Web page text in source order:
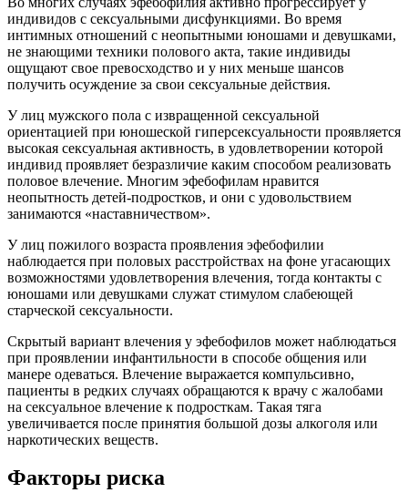
индивидов с сексуальными дисфункциями. Во время
интимных отношений с неопытными юношами и девушками,
не знающими техники полового акта, такие индивиды
ощущают свое превосходство и у них меньше шансов
получить осуждение за свои сексуальные действия.
У лиц мужского пола с извращенной сексуальной
ориентацией при юношеской гиперсексуальности проявляется
высокая сексуальная активность, в удовлетворении которой
индивид проявляет безразличие каким способом реализовать
половое влечение. Многим эфебофилам нравится
неопытность детей-подростков, и они с удовольствием
занимаются «наставничеством».
У лиц пожилого возраста проявления эфебофилии
наблюдается при половых расстройствах на фоне угасающих
возможностями удовлетворения влечения, тогда контакты с
юношами или девушками служат стимулом слабеющей
старческой сексуальности.
Скрытый вариант влечения у эфебофилов может наблюдаться
при проявлении инфантильности в способе общения или
манере одеваться. Влечение выражается компульсивно,
пациенты в редких случаях обращаются к врачу с жалобами
на сексуальное влечение к подросткам. Такая тяга
увеличивается после принятия большой дозы алкоголя или
наркотических веществ.
Факторы риска